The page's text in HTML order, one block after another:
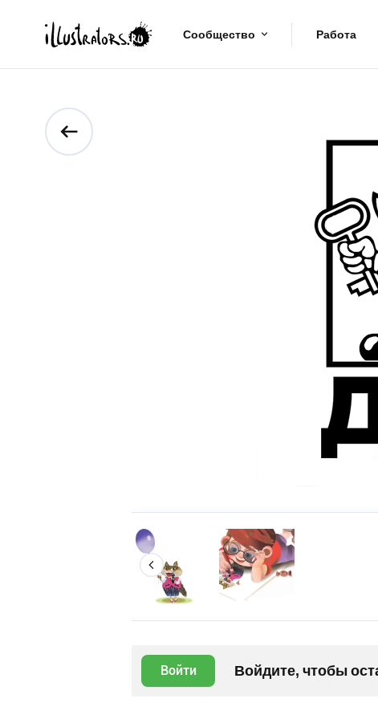
Сообщество Работа
Войти Войдите, чтобы